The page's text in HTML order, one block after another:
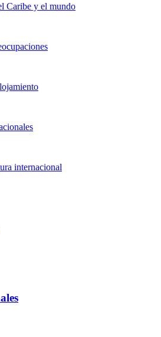
Caribe y el mundo
internacional